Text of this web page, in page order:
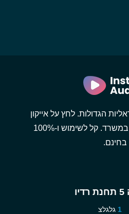
הגדולות. לחץ על אייקון
הרדיו והאזן בבית או במשרד. קל לשימוש ו-100%
בחינם.
גלגלצ